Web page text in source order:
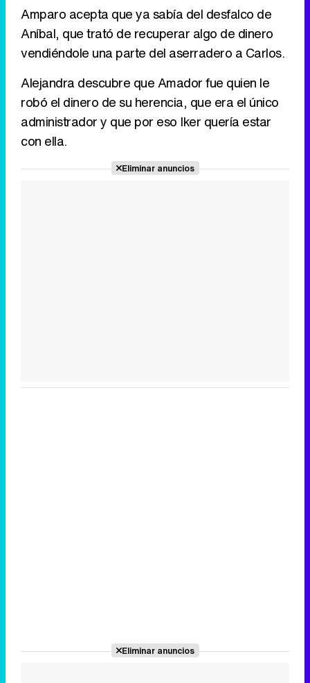
Amparo acepta que ya sabía del desfalco de
Aníbal, que trató de recuperar algo de dinero
vendiéndole una parte del aserradero a Carlos.
Alejandra descubre que Amador fue quien le
robó el dinero de su herencia, que era el único
administrador y que por eso Iker quería estar
con ella.
Eliminar anuncios
Eliminar anuncios